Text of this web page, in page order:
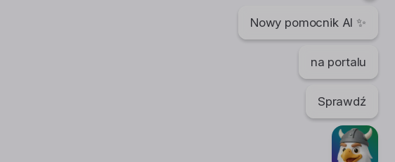
Nowy pomocnik AI ✨
na portalu
Sprawdź